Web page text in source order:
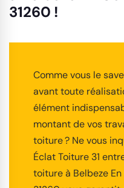
31260 !
Comme vous le
avant toute
élément
montant de vos
toiture ? Ne vous
Éclat Toiture 31
toiture à Belbeze